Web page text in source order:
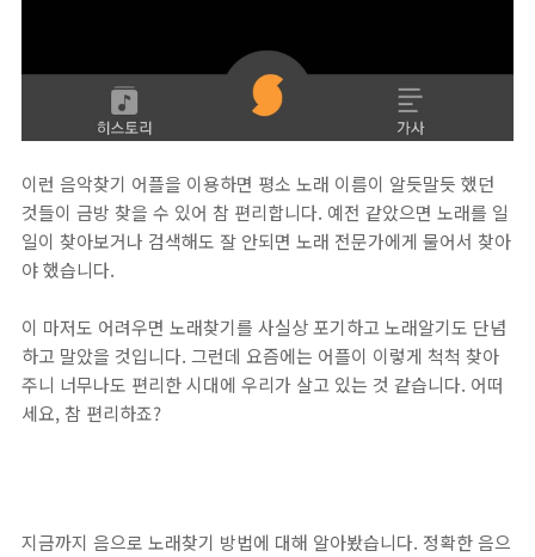
이런 음악찾기 어플을 이용하면 평소 노래 이름이 알듯말듯 했던
것들이 금방 찾을 수 있어 참 편리합니다. 예전 같았으면 노래를 일
일이 찾아보거나 검색해도 잘 안되면 노래 전문가에게 물어서 찾아
야 했습니다.
이 마저도 어려우면 노래찾기를 사실상 포기하고 노래알기도 단념
하고 말았을 것입니다. 그런데 요즘에는 어플이 이렇게 척척 찾아
주니 너무나도 편리한 시대에 우리가 살고 있는 것 같습니다. 어떠
세요, 참 편리하죠?
지금까지 음으로 노래찾기 방법에 대해 알아봤습니다. 정확한 음으